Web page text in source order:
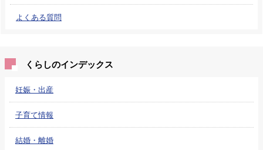
よくある質問
くらしのインデックス
妊娠・出産
子育て情報
結婚・離婚